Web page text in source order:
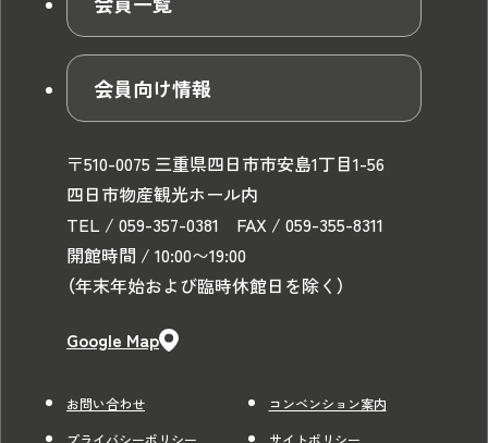
会員向け情報
〒510-0075 三重県四日市市安島1丁目1-56
四日市物産観光ホール内
TEL / 059-357-0381 FAX / 059-355-8311
開館時間 / 10:00〜19:00
（年末年始および臨時休館日を除く）
Google Map
お問い合わせ
コンベンション案内